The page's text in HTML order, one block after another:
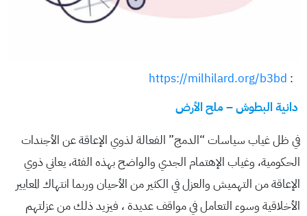
:
https://milhilard.org/b3bd
دانية البطوش – ملح الأرض
في ظل غياب سياسات “الدمج” الفعالة لذوي الإعاقة عن الأجندات
الحكومية، وغياب الإهتمام الجدي والواضح بهذه الفئة، يعاني ذوي
الإعاقة من التهميش والعزل في الكثير من الأحيان وربما انتهاك المعايير
الأخلاقية وسوء التعامل في مواقف عديدة ، فيزيد ذلك من عزلتهم